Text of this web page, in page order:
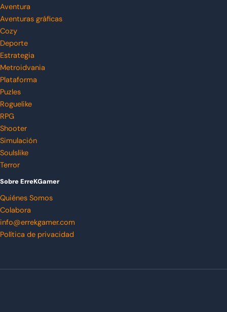
Aventura
Aventuras gráficas
Cozy
Deporte
Estrategia
Metroidvania
Plataforma
Puzles
Roguelike
RPG
Shooter
Simulación
Soulslike
Terror
Sobre ErreKGamer
Quiénes Somos
Colabora
info@errekgamer.com
Política de privacidad